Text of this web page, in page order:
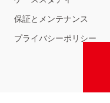
保証とメンテナンス
プライバシーポリシー